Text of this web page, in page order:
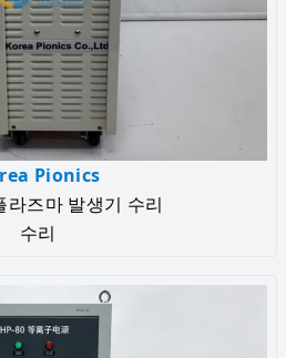
Pionics
라즈마 발생기 수리
수리